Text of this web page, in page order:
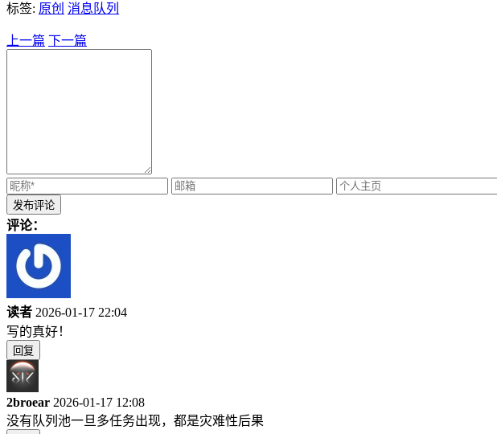
标签: 原创 消息队列
上一篇 下一篇
评论：
读者 2026-01-17 22:04
写的真好！
回复
2broear 2026-01-17 12:08
没有队列池一旦多任务出现，都是灾难性后果